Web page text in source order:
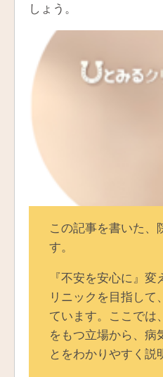
しょう。
この記事を書いた
す。
『不安を安心に』
リニックを目指して
ています。ここでは
をもつ立場から、病
とをわかりやすく説